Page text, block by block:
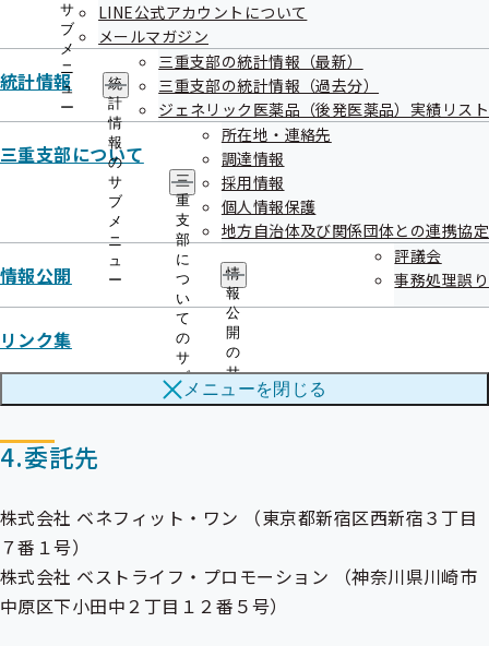
サ
ブ
メ
ニ
ュ
ー
LINE公式アカウントについて
メールマガジン
統計情報
統
計
情
報
の
サ
ブ
メ
ニ
ュ
ー
三重支部の統計情報（最新）
三重支部の統計情報（過去分）
ジェネリック医薬品（後発医薬品）実績リスト
三重支部について
三
重
支
部
に
つ
い
て
の
サ
ブ
メ
所在地・連絡先
調達情報
採用情報
個人情報保護
地方自治体及び関係団体との連携協定
情報公開
情
報
公
開
の
サ
ブ
メ
評議会
事務処理誤り
リンク集
メニューを閉じる
令和8年4月1日から令和9年3月31日まで
3.業務委託内容
通知文書の発送及び架電による案内
特定保健指導業務
4.委託先
株式会社 ベネフィット・ワン （東京都新宿区西新宿３丁目
７番１号）
株式会社 ベストライフ・プロモーション （神奈川県川崎市
中原区下小田中２丁目１２番５号）